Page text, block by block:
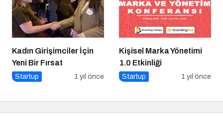
Kadın Girişimciler İçin
Yeni Bir Fırsat
Startup 1 yıl önce
Kişisel Marka Yönetimi
1.0 Etkinliği
Startup 1 yıl önce